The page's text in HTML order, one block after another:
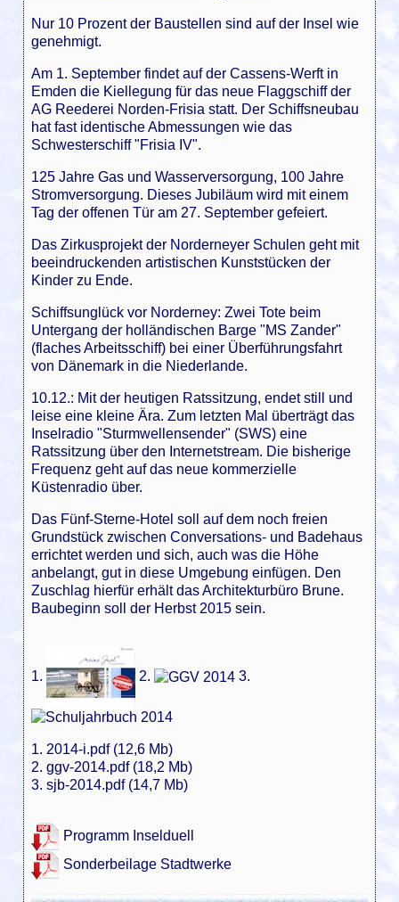
Nur 10 Prozent der Baustellen sind auf der Insel wie
genehmigt.
Am 1. September findet auf der Cassens-Werft in
Emden die Kiellegung für das neue Flaggschiff der
AG Reederei Norden-Frisia statt. Der Schiffsneubau
hat fast identische Abmessungen wie das
Schwesterschiff "Frisia IV".
125 Jahre Gas und Wasserversorgung, 100 Jahre
Stromversorgung. Dieses Jubiläum wird mit einem
Tag der offenen Tür am 27. September gefeiert.
Das Zirkusprojekt der Norderneyer Schulen geht mit
beeindruckenden artistischen Kunststücken der
Kinder zu Ende.
Schiffsunglück vor Norderney: Zwei Tote beim
Untergang der holländischen Barge "MS Zander"
(flaches Arbeitsschiff) bei einer Überführungsfahrt
von Dänemark in die Niederlande.
10.12.: Mit der heutigen Ratssitzung, endet still und
leise eine kleine Ära. Zum letzten Mal überträgt das
Inselradio "Sturmwellensender" (SWS) eine
Ratssitzung über den Internetstream. Die bisherige
Frequenz geht auf das neue kommerzielle
Küstenradio über.
Das Fünf-Sterne-Hotel soll auf dem noch freien
Grundstück zwischen Conversations- und Badehaus
errichtet werden und sich, auch was die Höhe
anbelangt, gut in diese Umgebung einfügen. Den
Zuschlag hierfür erhält das Architekturbüro Brune.
Baubeginn soll der Herbst 2015 sein.
1. 2. 3.
1.2014-i.pdf (12,6 Mb)
2.ggv-2014.pdf (18,2 Mb)
3.sjb-2014.pdf (14,7 Mb)
Programm Inselduell
Sonderbeilage Stadtwerke